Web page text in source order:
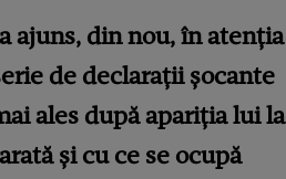
ajuns, din nou, în atenția
de declarații șocante
ales după apariția lui la
și cu ce se ocupă